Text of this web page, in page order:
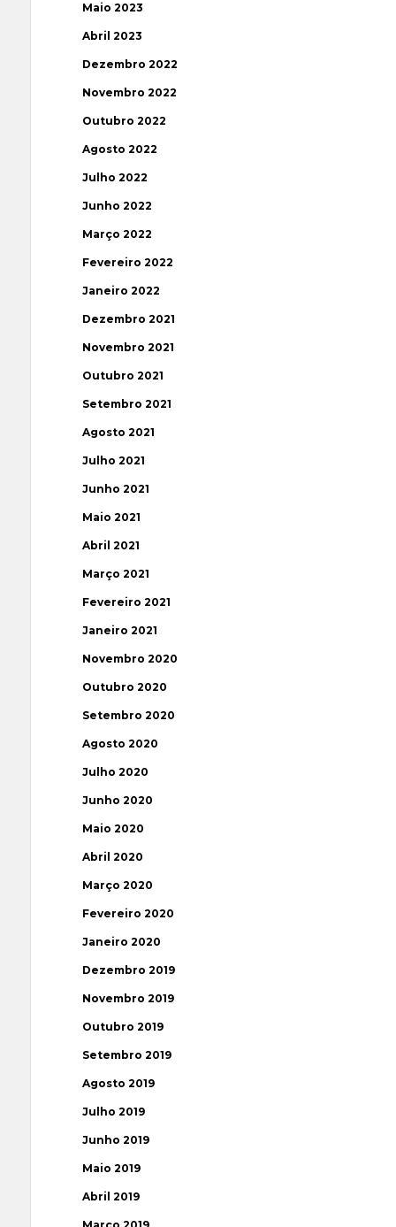
Maio 2023
Abril 2023
Dezembro 2022
Novembro 2022
Outubro 2022
Agosto 2022
Julho 2022
Junho 2022
Março 2022
Fevereiro 2022
Janeiro 2022
Dezembro 2021
Novembro 2021
Outubro 2021
Setembro 2021
Agosto 2021
Julho 2021
Junho 2021
Maio 2021
Abril 2021
Março 2021
Fevereiro 2021
Janeiro 2021
Novembro 2020
Outubro 2020
Setembro 2020
Agosto 2020
Julho 2020
Junho 2020
Maio 2020
Abril 2020
Março 2020
Fevereiro 2020
Janeiro 2020
Dezembro 2019
Novembro 2019
Outubro 2019
Setembro 2019
Agosto 2019
Julho 2019
Junho 2019
Maio 2019
Abril 2019